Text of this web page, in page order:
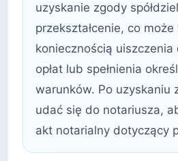
uzyskanie zgody
przekształcenie, co
koniecznością
opłat lub spełnienia
warunków. Po uzyskaniu
udać się do notariusza,
akt notarialny dotyczący